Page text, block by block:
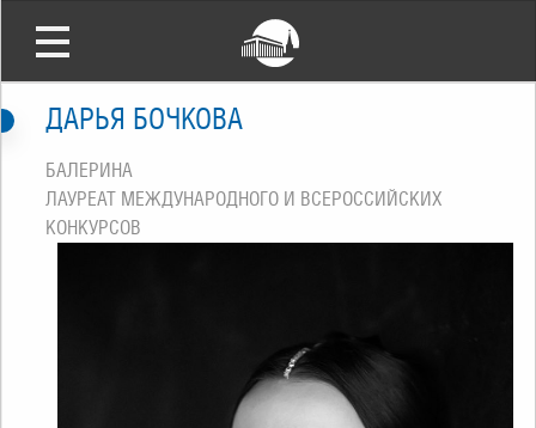
ДАРЬЯ БОЧКОВА
БАЛЕРИНА
ЛАУРЕАТ МЕЖДУНАРОДНОГО И ВСЕРОССИЙСКИХ
КОНКУРСОВ